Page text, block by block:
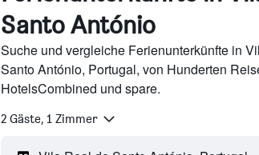
Santo António
Suche und vergleiche Ferienunterkünfte in
Santo António, Portugal, von Hunderten
HotelsCombined und spare.
2 Gäste, 1 Zimmer